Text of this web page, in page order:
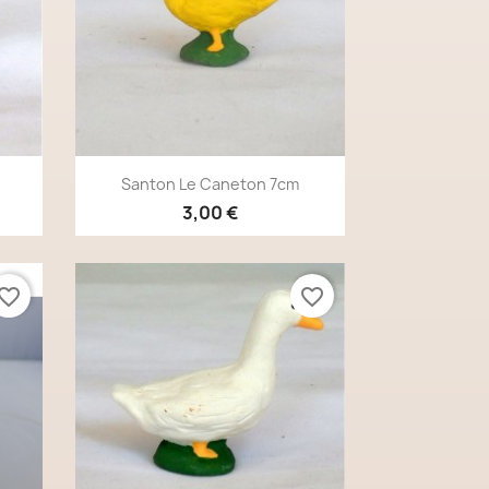
Aperçu rapide
Santon Le Caneton 7cm
3,00 €
favorite_border